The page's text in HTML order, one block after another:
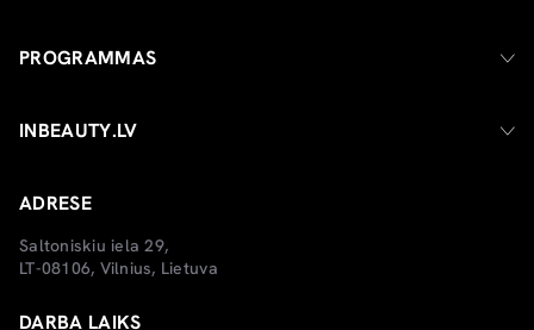
PROGRAMMAS
INBEAUTY.LV
ADRESE
Saltoniskiu iela 29,
LT-08106, Vilnius, Lietuva
DARBA LAIKS